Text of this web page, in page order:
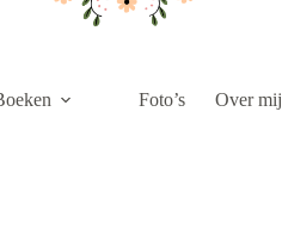
Foto’s Over mij